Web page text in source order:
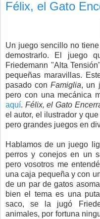
Félix, el Gato
Un juego sencillo no
demostrarlo. El juego
Friedemann "Alta
pequeñas maravillas.
pasado conFamiglia, un
pero con una mecánica
aquí. Félix, el Gato
el autor, el ilustrador y
pero grandes juegos en
Hablamos de un juego
perros y conejos en un
pero vosotros me
una caja pequeña y con
de un par de gatos
bien el tema es una
saco, se la jugó
animales, por fortuna